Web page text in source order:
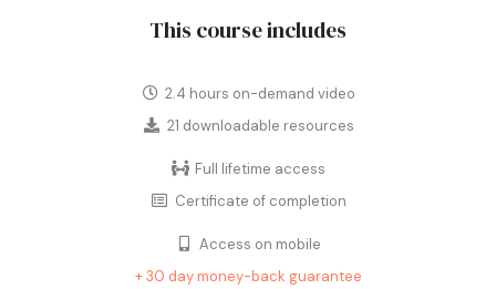
This course includes
2.4 hours on-demand video
21 downloadable resources
Full lifetime access
Certificate of completion
Access on mobile
+ 30 day money-back guarantee